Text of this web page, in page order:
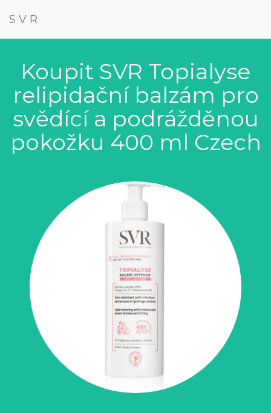
SVR
Koupit SVR Topialyse
relipidační balzám pro
svědící a podrážděnou
pokožku 400 ml Czech